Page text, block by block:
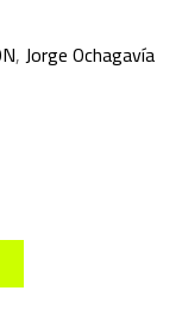
,Jorge Ochagavía